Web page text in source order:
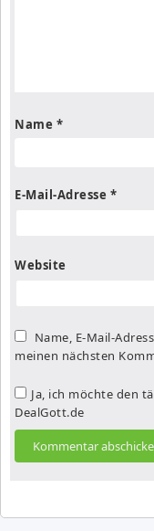
Name *
E-Mail-Adresse *
Website
Name, E-Mail-
meinen nächsten
Ja, ich möchte den
DealGott.de